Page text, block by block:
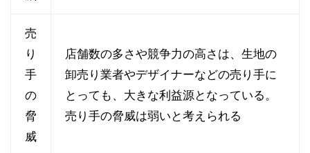
売
り
手
の
脅
威
店舗数の多さや競争力の高さは、生地の
卸売り業者やデザイナーなどの売り手に
とっても、大きな利益源となっている。
売り手の脅威は弱いと考えられる